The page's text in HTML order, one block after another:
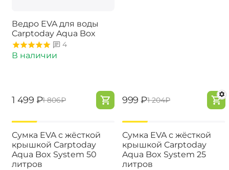
Ведро EVA для воды
Carptoday Aqua Box
4
В наличии
‍1 499‍ ₽‍1 806‍₽ ‍999‍ ₽‍1 204‍₽
Сумка EVA с жёсткой
крышкой Carptoday
Aqua Box System 50
литров
Сумка EVA с жёсткой
крышкой Carptoday
Aqua Box System 25
литров